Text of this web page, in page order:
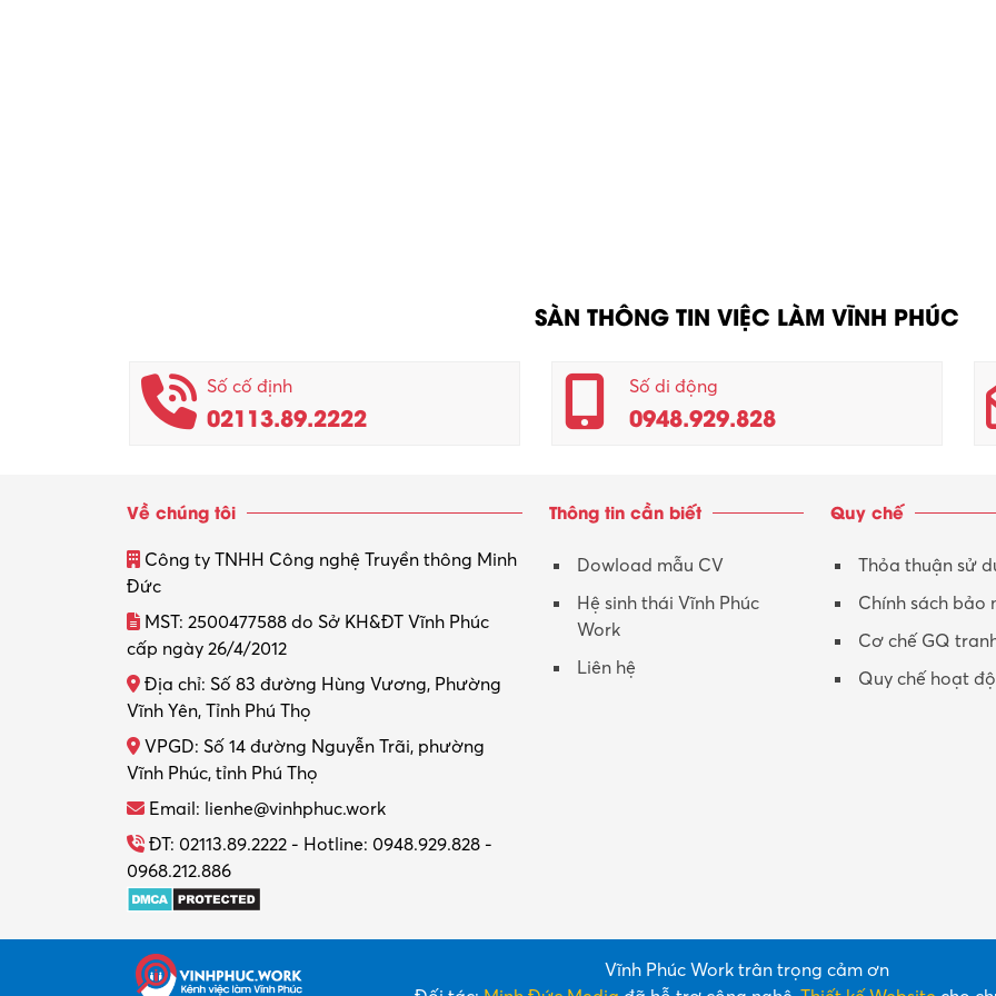
SÀN THÔNG TIN VIỆC LÀM VĨNH PHÚC
Số cố định
02113.89.2222
Số di động
0948.929.828
Về chúng tôi
Công ty TNHH Công nghệ Truyền thông Minh
Đức
MST: 2500477588 do Sở KH&ĐT Vĩnh Phúc
cấp ngày 26/4/2012
Địa chỉ: Số 83 đường Hùng Vương, Phường
Vĩnh Yên, Tỉnh Phú Thọ
VPGD: Số 14 đường Nguyễn Trãi, phường
Vĩnh Phúc, tỉnh Phú Thọ
Email: lienhe@vinhphuc.work
ĐT: 02113.89.2222 - Hotline: 0948.929.828 -
0968.212.886
Thông tin cần biết
Dowload mẫu CV
Hệ sinh thái Vĩnh Phúc
Work
Liên hệ
Quy chế
Thỏa thuận sử
Chính sách bảo
Cơ chế GQ
Quy chế hoạt
Vĩnh Phúc Work trân trọng cảm ơn